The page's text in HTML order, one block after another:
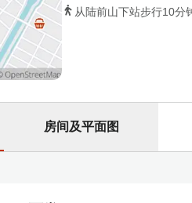
从陆前山下站步行10分
房间及平面图